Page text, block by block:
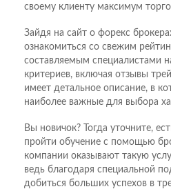
своему клиенту максимум
Зайдя на сайт о форекс
ознакомиться со свежим
составляемым специалистами
критериев, включая отзывы
имеет детальное описание, в
наиболее важные для выбора
Вы новичок? Тогда уточните,
пройти обучение с помощью
компании оказывают такую
ведь благодаря специальной
добиться больших успехов в